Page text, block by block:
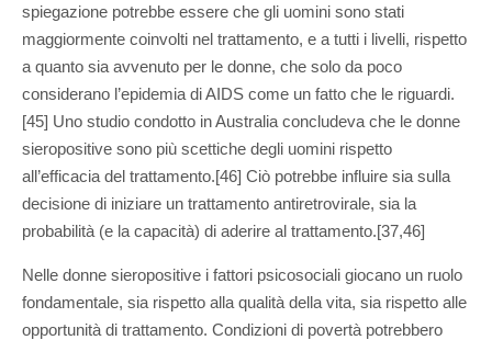
spiegazione potrebbe essere che gli uomini sono stati
maggiormente coinvolti nel trattamento, e a tutti i livelli, rispetto
a quanto sia avvenuto per le donne, che solo da poco
considerano l’epidemia di AIDS come un fatto che le riguardi.
[45] Uno studio condotto in Australia concludeva che le donne
sieropositive sono più scettiche degli uomini rispetto
all’efficacia del trattamento.[46] Ciò potrebbe influire sia sulla
decisione di iniziare un trattamento antiretrovirale, sia la
probabilità (e la capacità) di aderire al trattamento.[37,46]
Nelle donne sieropositive i fattori psicosociali giocano un ruolo
fondamentale, sia rispetto alla qualità della vita, sia rispetto alle
opportunità di trattamento. Condizioni di povertà potrebbero